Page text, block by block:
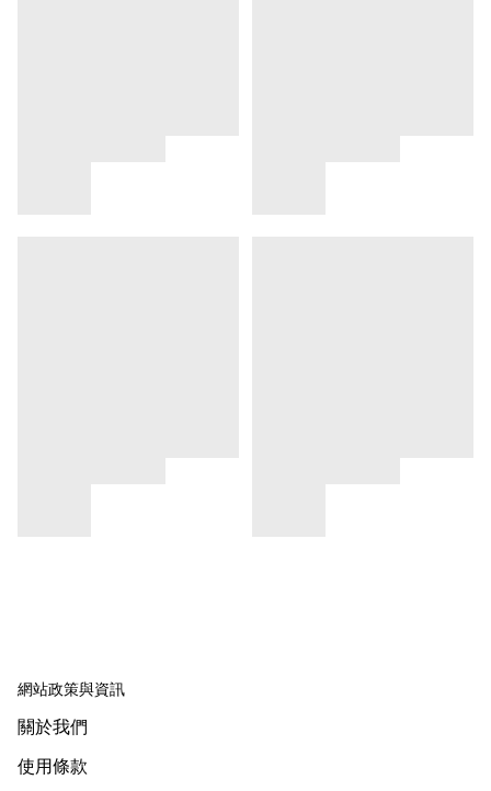
網站政策與資訊
關於我們
使用條款